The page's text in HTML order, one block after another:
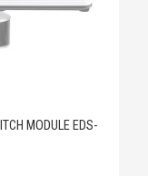
MODULE EDS-